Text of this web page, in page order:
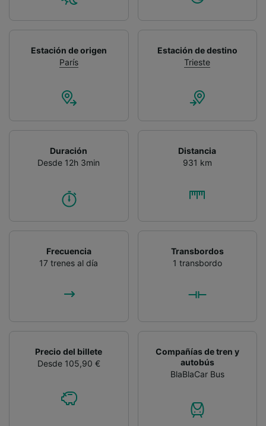
Estación de origen
París
Estación de destino
Trieste
Duración
Desde 12h 3min
Distancia
931 km
Frecuencia
17 trenes al día
Transbordos
1 transbordo
Precio del billete
Desde 105,90 €
Compañías de tren y
autobús
BlaBlaCar Bus